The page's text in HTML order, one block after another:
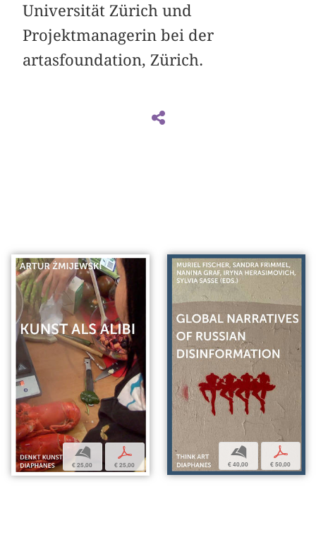
Universität Zürich und
Projektmanagerin bei der
artasfoundation, Zürich.
b
€ 25,00
p
€ 25,00
b
€ 40,00
p
€ 50,00